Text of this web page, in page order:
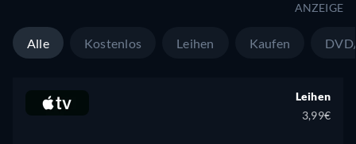
ANZEIGE
Alle Kostenlos Leihen Kaufen
Leihen
3,99€